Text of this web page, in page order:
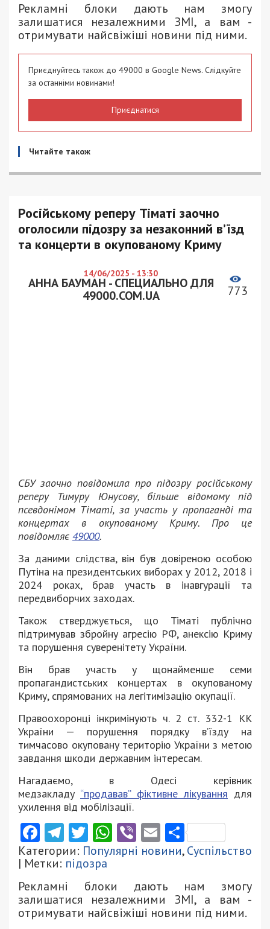
Рекламні блоки дають нам змогу
залишатися незалежними ЗМІ, а вам -
отримувати найсвіжіші новини під ними.
Приєднуйтесь також до 49000 в Google News. Слідкуйте
за останніми новинами!
Приєднатися
Читайте також
Російському реперу Тіматі заочно
оголосили підозру за незаконний в’їзд
та концерти в окупованому Криму
14/06/2025 - 13:30
АННА БАУМАН - СПЕЦИАЛЬНО ДЛЯ
49000.COM.UA
773
СБУ заочно повідомила про підозру російському
реперу Тимуру Юнусову, більше відомому під
псевдонімом Тіматі, за участь у пропаганді та
концертах в окупованому Криму. Про це
повідомляє 49000.
За даними слідства, він був довіреною особою
Путіна на президентських виборах у 2012, 2018 і
2024 роках, брав участь в інавгурації та
передвиборчих заходах.
Також стверджується, що Тіматі публічно
підтримував збройну агресію РФ, анексію Криму
та порушення суверенітету України.
Він брав участь у щонайменше семи
пропагандистських концертах в окупованому
Криму, спрямованих на легітимізацію окупації.
Правоохоронці інкримінують ч. 2 ст. 332-1 КК
України — порушення порядку в’їзду на
тимчасово окуповану територію України з метою
завдання шкоди державним інтересам.
Нагадаємо, в Одесі керівник
медзакладу “продавав” фіктивне лікування для
ухилення від мобілізації.
Facebook
Telegram
Twitter
WhatsApp
ViberEmail
Категории: Популярні новини,Суспільство
| Метки: підозра
Рекламні блоки дають нам змогу
залишатися незалежними ЗМІ, а вам -
отримувати найсвіжіші новини під ними.